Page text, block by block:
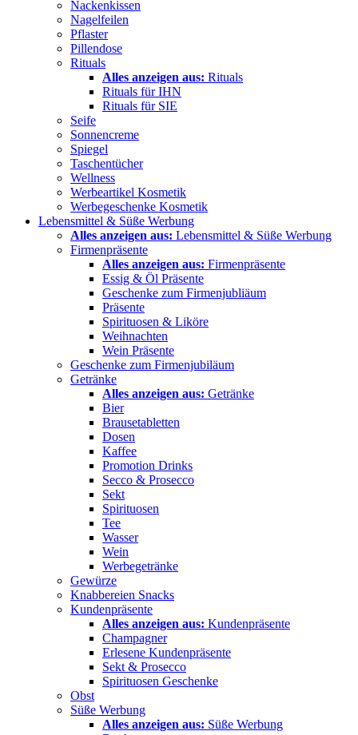
Nackenkissen
Nagelfeilen
Pflaster
Pillendose
Rituals
Alles anzeigen aus: Rituals
Rituals für IHN
Rituals für SIE
Seife
Sonnencreme
Spiegel
Taschentücher
Wellness
Werbeartikel Kosmetik
Werbegeschenke Kosmetik
Lebensmittel & Süße Werbung
Alles anzeigen aus: Lebensmittel & Süße Werbung
Firmenpräsente
Alles anzeigen aus: Firmenpräsente
Essig & Öl Präsente
Geschenke zum Firmenjubliäum
Präsente
Spirituosen & Liköre
Weihnachten
Wein Präsente
Geschenke zum Firmenjubiläum
Getränke
Alles anzeigen aus: Getränke
Bier
Brausetabletten
Dosen
Kaffee
Promotion Drinks
Secco & Prosecco
Sekt
Spirituosen
Tee
Wasser
Wein
Werbegetränke
Gewürze
Knabbereien Snacks
Kundenpräsente
Alles anzeigen aus: Kundenpräsente
Champagner
Erlesene Kundenpräsente
Sekt & Prosecco
Spirituosen Geschenke
Obst
Süße Werbung
Alles anzeigen aus: Süße Werbung